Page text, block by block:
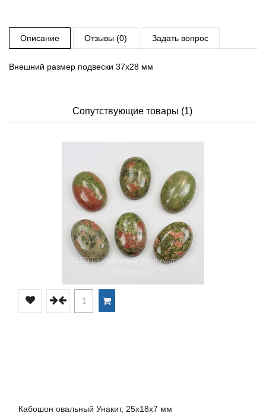
Описание Отзывы (0) Задать вопрос
Внешний размер подвески 37х28 мм
Сопутствующие товары (1)
Кабошон овальный Унакит, 25х18х7 мм